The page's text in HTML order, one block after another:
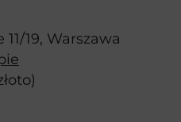
19, Warszawa